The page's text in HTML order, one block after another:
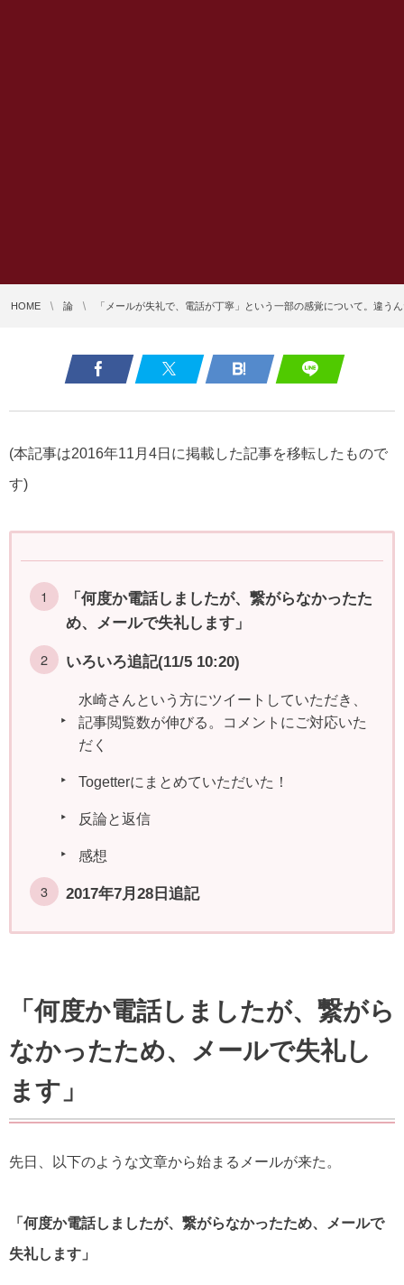
HOME 論 「メールが失礼で、電話が丁寧」という一部の感覚について。違う
(本記事は2016年11月4日に掲載した記事を移転したもので
す)
「何度か電話しましたが、繋がらなかったた
め、メールで失礼します」
いろいろ追記(11/5 10:20)
水崎さんという方にツイートしていただき、
記事閲覧数が伸びる。コメントにご対応いた
だく
Togetterにまとめていただいた！
反論と返信
感想
2017年7月28日追記
「何度か電話しましたが、繋がら
なかったため、メールで失礼し
ます」
先日、以下のような文章から始まるメールが来た。
「何度か電話しましたが、繋がらなかったため、メールで
失礼します」